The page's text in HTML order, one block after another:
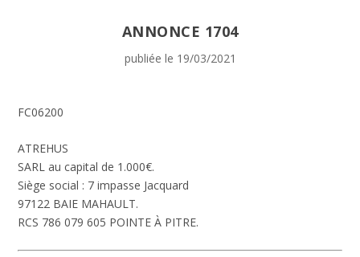
ANNONCE 1704
publiée le 19/03/2021
FC06200
ATREHUS
SARL au capital de 1.000€.
Siège social : 7 impasse Jacquard
97122 BAIE MAHAULT.
RCS 786 079 605 POINTE À PITRE.